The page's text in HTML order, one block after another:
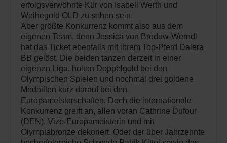
erfolgsverwöhnte Kür von Isabell Werth und
Weihegold OLD zu sehen sein.
Aber größte Konkurrenz kommt also aus dem
eigenen Team, denn Jessica von Bredow-Werndl
hat das Ticket ebenfalls mit ihrem Top-Pferd Dalera
BB gelöst. Die beiden tanzen derzeit in einer
eigenen Liga, holten Doppelgold bei den
Olympischen Spielen und nochmal drei goldene
Medaillen kurz darauf bei den
Europameisterschaften. Doch die internationale
Konkurrenz greift an, allen voran Cathrine Dufour
(DEN), Vize-Europameisterin und mit
Olympiabronze dekoriert. Oder der über Jahrzehnte